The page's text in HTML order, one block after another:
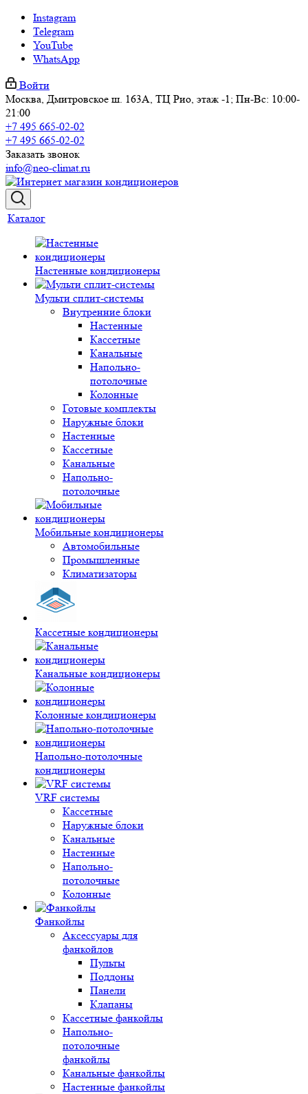
Instagram
Telegram
YouTube
WhatsApp
Войти
Москва, Дмитровское ш. 163А, ТЦ Рио, этаж -1; Пн-Вс: 10:00-
21:00
+7 495 665-02-02
+7 495 665-02-02
Заказать звонок
info@neo-climat.ru
Каталог
Настенные кондиционеры
Мульти сплит-системы
Внутренние блоки
Настенные
Кассетные
Канальные
Напольно-
потолочные
Колонные
Готовые комплекты
Наружные блоки
Настенные
Кассетные
Канальные
Напольно-
потолочные
Мобильные кондиционеры
Автомобильные
Промышленные
Климатизаторы
Кассетные кондиционеры
Канальные кондиционеры
Колонные кондиционеры
Напольно-потолочные
кондиционеры
VRF системы
Кассетные
Наружные блоки
Канальные
Настенные
Напольно-
потолочные
Колонные
Фанкойлы
Аксессуары для
фанкойлов
Пульты
Поддоны
Панели
Клапаны
Кассетные фанкойлы
Напольно-
потолочные
фанкойлы
Канальные фанкойлы
Настенные фанкойлы